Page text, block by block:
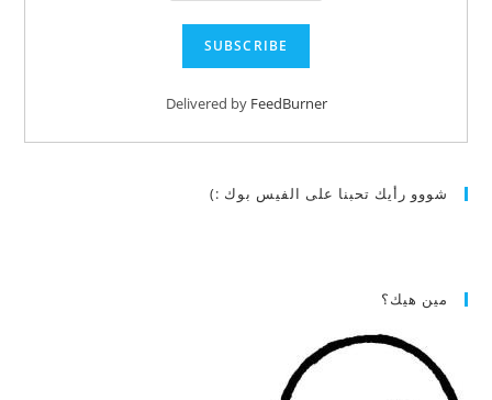
Delivered by FeedBurner
شووو رأيك تحبنا على الفيس بوك :)
مين هيك؟